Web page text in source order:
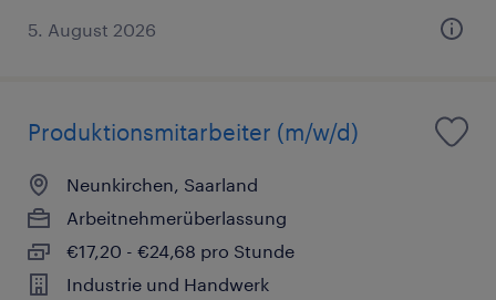
5. August 2026
Produktionsmitarbeiter (m/w/d)
Neunkirchen, Saarland
Arbeitnehmerüberlassung
€17,20 - €24,68 pro Stunde
Industrie und Handwerk